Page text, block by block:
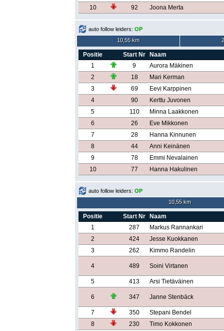
10
92 Joona Merta
auto follow leiders: OP
10,55 km
Positie Start Nr
Naam
1
9
Aurora Mäkinen
2
18
Mari Kerman
3
69
Eevi Karppinen
4
90
Kerttu Juvonen
5
110
Minna Laakkonen
6
26
Eve Mikkonen
7
28
Hanna Kinnunen
8
44
Anni Keinänen
9
78
Emmi Nevalainen
10
77 Hanna Hakulinen
auto follow leiders: OP
10,55 km
Positie Start Nr
Naam
1
287
Markus Rannankari
2
424
Jesse Kuokkanen
3
262 Kimmo Randelin
4 489 Soini Virtanen
5 413 Arsi Tietäväinen
6 347 Janne Stenbäck
7 350
Stepani Bendel
8
230
Timo Kokkonen